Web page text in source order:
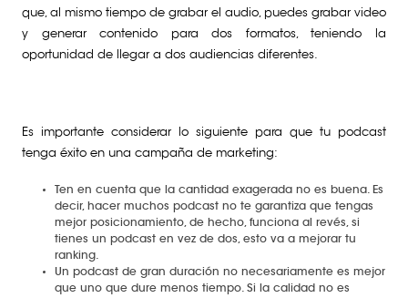
que, al mismo tiempo de grabar el audio, puedes grabar video
y generar contenido para dos formatos, teniendo la
oportunidad de llegar a dos audiencias diferentes.
Es importante considerar lo siguiente para que tu podcast
tenga éxito en una campaña de marketing:
Ten en cuenta que la cantidad exagerada no es buena. Es
decir, hacer muchos podcast no te garantiza que tengas
mejor posicionamiento, de hecho, funciona al revés, si
tienes un podcast en vez de dos, esto va a mejorar tu
ranking.
Un podcast de gran duración no necesariamente es mejor
que uno que dure menos tiempo. Si la calidad no es